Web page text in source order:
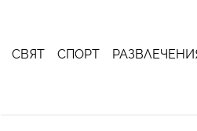
СВЯТ СПОРТ